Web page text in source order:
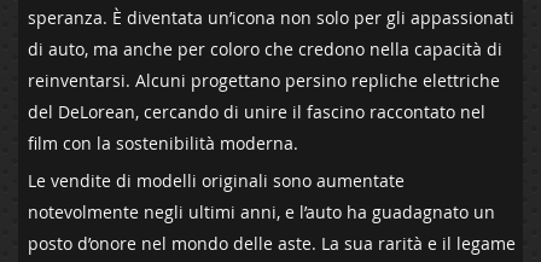
speranza.‍ È​ diventata un’icona ⁤non ⁢solo per gli appassionati⁤
di auto, ma anche per coloro che credono nella capacità di
reinventarsi. Alcuni progettano persino repliche elettriche
del DeLorean, cercando di unire​ il fascino raccontato nel
film con la ⁤sostenibilità moderna.
Le vendite di modelli originali sono aumentate ​
notevolmente⁣ negli ⁤ultimi anni, ⁤e l’auto ‍ha guadagnato un
posto ‌d’onore nel mondo delle aste. La sua rarità e il legame